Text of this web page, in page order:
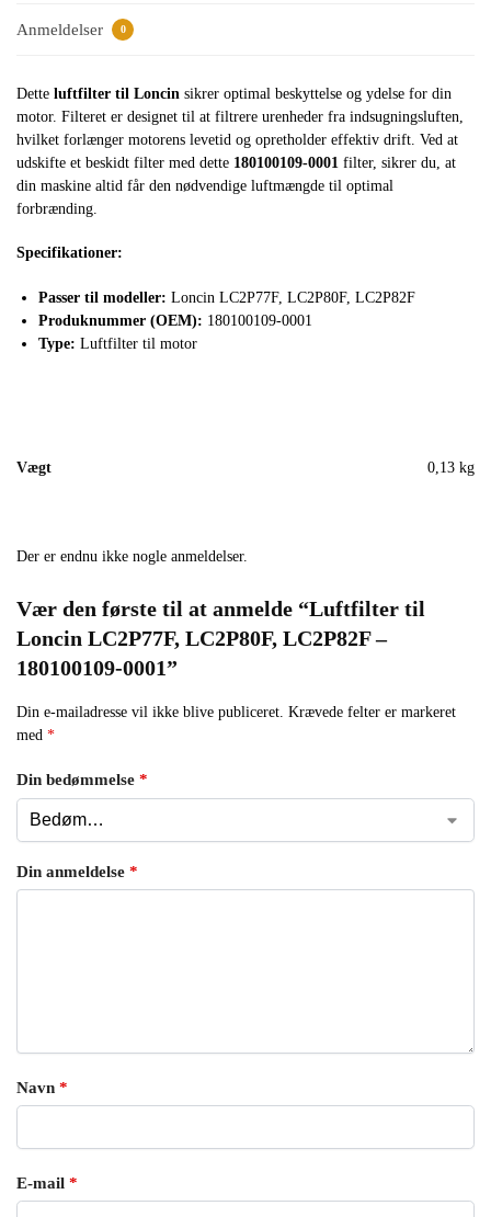
Anmeldelser 0
Dette luftfilter til Loncin sikrer optimal beskyttelse og ydelse for din
motor. Filteret er designet til at filtrere urenheder fra indsugningsluften,
hvilket forlænger motorens levetid og opretholder effektiv drift. Ved at
udskifte et beskidt filter med dette 180100109-0001 filter, sikrer du, at
din maskine altid får den nødvendige luftmængde til optimal
forbrænding.
Specifikationer:
Passer til modeller: Loncin LC2P77F, LC2P80F, LC2P82F
Produknummer (OEM): 180100109-0001
Type: Luftfilter til motor
Vægt 0,13 kg
Der er endnu ikke nogle anmeldelser.
Vær den første til at anmelde “Luftfilter til
Loncin LC2P77F, LC2P80F, LC2P82F –
180100109-0001”
Din e-mailadresse vil ikke blive publiceret. Krævede felter er markeret
med *
Din bedømmelse *
Din anmeldelse *
Navn *
E-mail *